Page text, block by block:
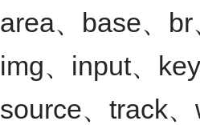
area、base、
img、input、
source、track